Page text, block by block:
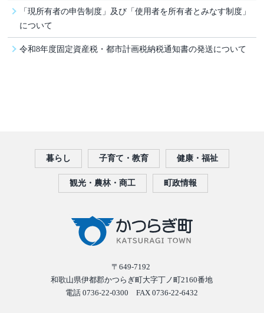
「現所有者の申告制度」及び「使用者を所有者とみなす制度」
について
令和8年度固定資産税・都市計画税納税通知書の発送について
暮らし 子育て・教育 健康・福祉
観光・農林・商工 町政情報
〒649-7192
和歌山県伊都郡かつらぎ町大字丁ノ町2160番地
電話 0736-22-0300 FAX 0736-22-6432